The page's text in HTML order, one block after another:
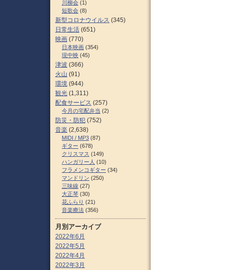
川柳会 (1)
短歌会 (8)
新型コロナウイルス (345)
日常生活 (651)
映画 (770)
日本映画 (354)
現中映 (45)
津波 (366)
火山 (91)
環境 (944)
観光 (1,311)
配食サービス (257)
今月の宅配弁当 (2)
防災・防犯 (752)
音楽 (2,638)
MIDI / MP3 (87)
ギター (678)
クリスマス (149)
ハンガリー人 (10)
フラメンコギター (34)
マンドリン (250)
三味線 (27)
大正琴 (30)
花ふらり (21)
音楽療法 (356)
月別アーカイブ
2022年6月
2022年5月
2022年4月
2022年3月